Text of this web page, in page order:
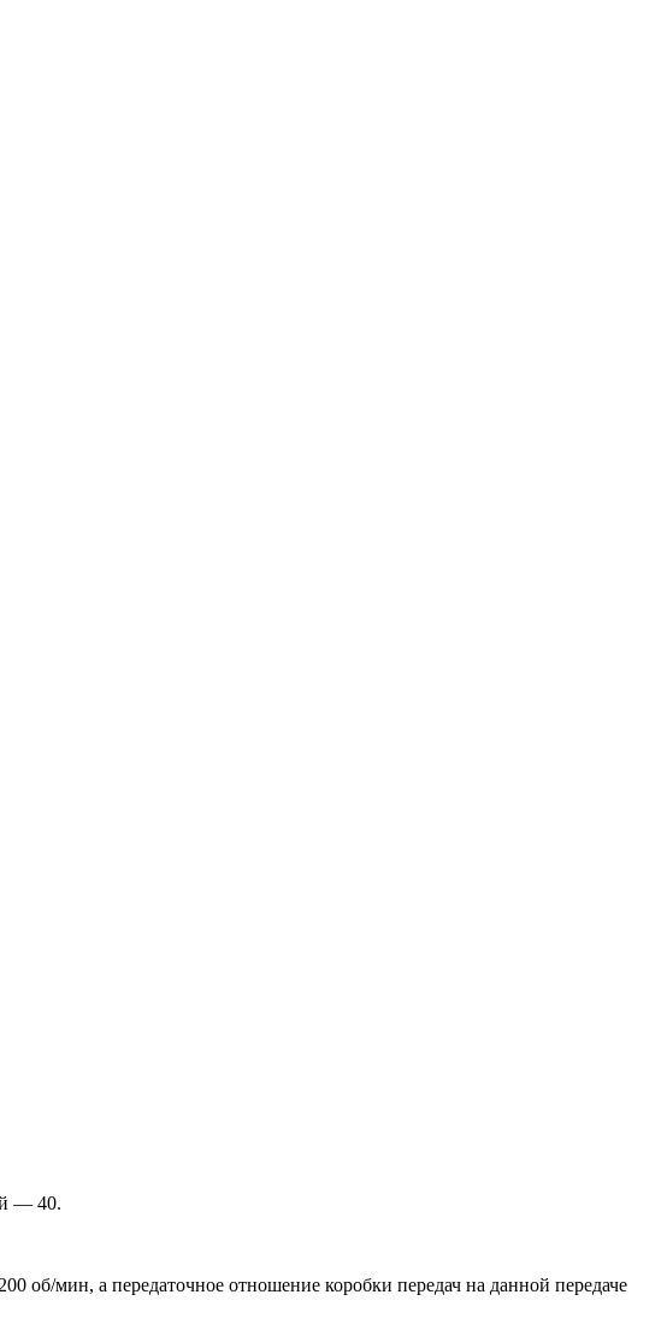
— 40.
об/мин, а передаточное отношение коробки передач на данной передаче